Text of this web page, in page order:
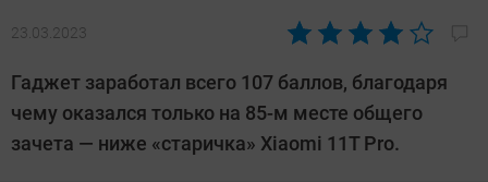
23.03.2023
Автор:
Кошик
Гаджет заработал всего 107 баллов, благодаря
чему оказался только на 85-м месте общего
зачета — ниже «старичка» Xiaomi 11T Pro.